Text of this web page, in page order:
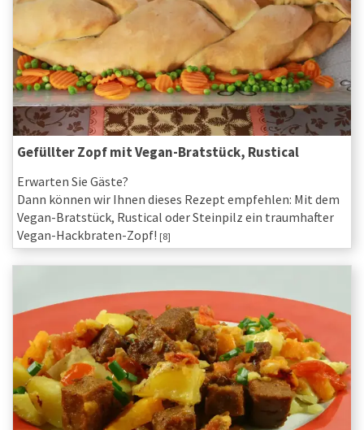
Gefüllter Zopf mit Vegan-Bratstück, Rustical
Erwarten Sie Gäste?
Dann können wir Ihnen dieses Rezept empfehlen: Mit dem
Vegan-Bratstück, Rustical oder Steinpilz ein traumhafter
Vegan-Hackbraten-Zopf! [8]